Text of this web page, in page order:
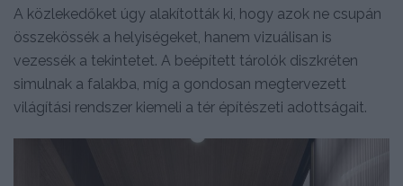
A közlekedőket úgy alakították ki, hogy azok ne csupán
összekössék a helyiségeket, hanem vizuálisan is
vezessék a tekintetet. A beépített tárolók diszkréten
simulnak a falakba, míg a gondosan megtervezett
világítási rendszer kiemeli a tér építészeti adottságait.